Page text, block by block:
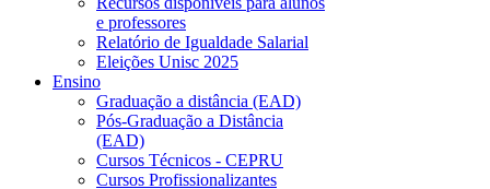
e professores
Relatório de Igualdade Salarial
Eleições Unisc 2025
Ensino
Graduação a distância (EAD)
Pós-Graduação a Distância
(EAD)
Cursos Técnicos - CEPRU
Cursos Profissionalizantes